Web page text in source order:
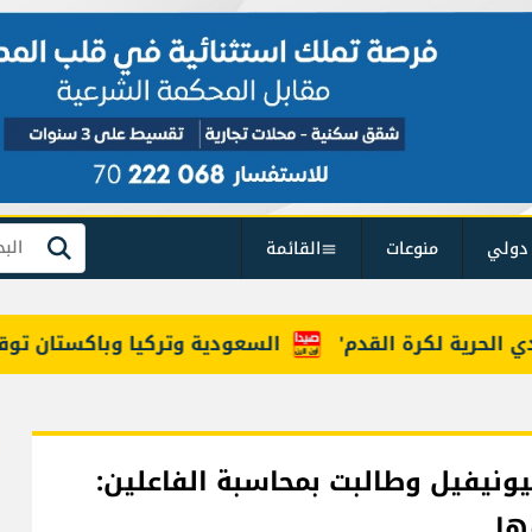
منوعات القائمة بحث
السعودية وتركيا وباكستان توقع لكرة القدم'
وطالبت بمحاسبة الفاعلين: